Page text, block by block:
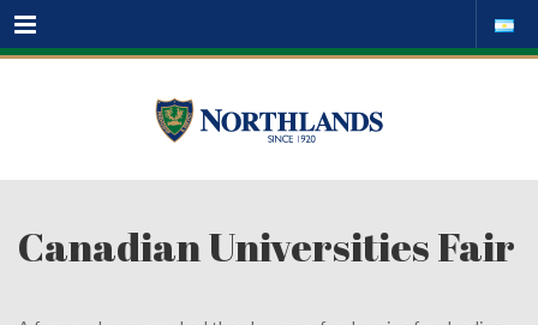
Menu
Canadian Universities Fair